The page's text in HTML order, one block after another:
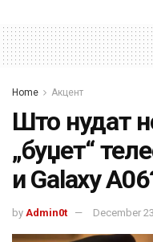
Home Акцент
Што нудат
„буџет“
и Galaxy
by Admin0t December